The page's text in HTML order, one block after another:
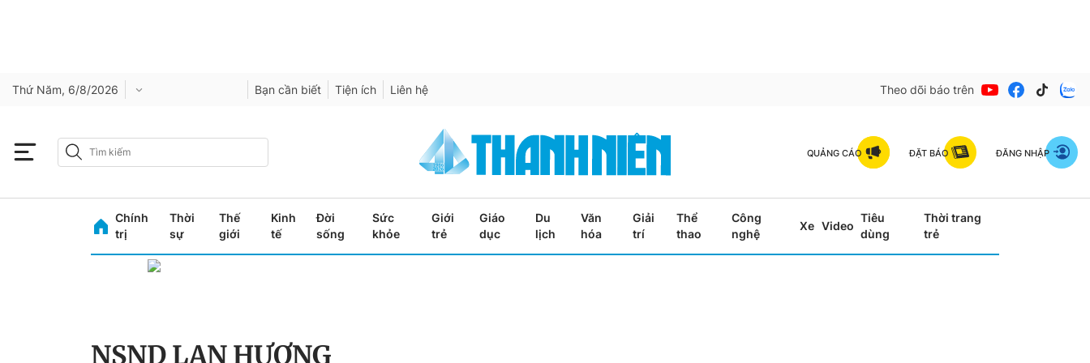
Thứ Năm, 6/8/2026 Bạn cần biết Tiện ích Liên hệ Theo dõi báo trên
QUẢNG CÁO ĐẶT BÁO ĐĂNG NHẬP
Chính
trị
Thời
sự
Thế
giới
Kinh
tế
Đời
sống
Sức
khỏe
Giới
trẻ
Giáo
dục
Du
lịch
Văn
hóa
Giải
trí
Thể
thao
Công
nghệ
Xe Video
Tiêu
dùng
Thời trang
trẻ
NSND LAN HƯƠNG